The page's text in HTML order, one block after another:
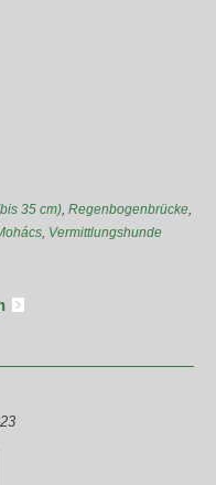
35 cm), Regenbogenbrücke,
Vermittlungshunde